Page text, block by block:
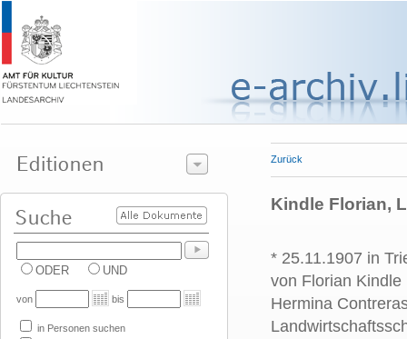
ODER UND
von bis
in Personen suchen
Zurück
Kindle Florian,
* 25.11.1907 in
von Florian
Hermina